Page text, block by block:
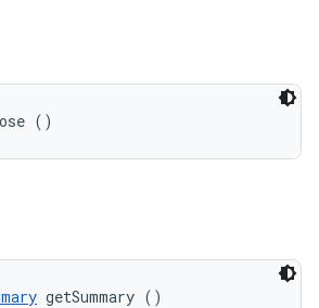
()
getSummary ()